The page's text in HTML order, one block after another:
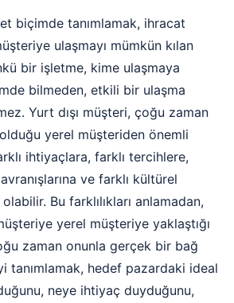
biçimde tanımlamak, ihracat
ulaşmayı mümkün kılan
bir işletme, kime ulaşmaya
bilmeden, etkili bir ulaşma
Yurt dışı müşteri, çoğu zaman
olduğu yerel müşteriden önemli
ihtiyaçlara, farklı tercihlere,
ve farklı kültürel
Bu farklılıkları anlamadan,
yerel müşteriye yaklaştığı
zaman onunla gerçek bir bağ
tanımlamak, hedef pazardaki ideal
neye ihtiyaç duyduğunu,